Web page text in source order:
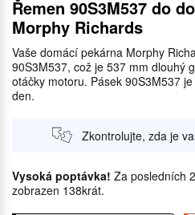
Řemen 90S3M537 do
Morphy Richards
Vaše domácí pekárna Morphy
90S3M537, což je 537 mm dlouhý
otáčky motoru. Pásek 90S3M537
den.
Zkontrolujte, zda je
Vysoká poptávka! Za posledních
zobrazen 138krát.